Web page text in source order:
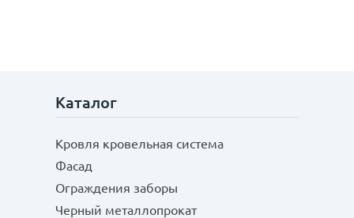
Каталог
Кровля кровельная система
Фасад
Ограждения заборы
Черный металлопрокат